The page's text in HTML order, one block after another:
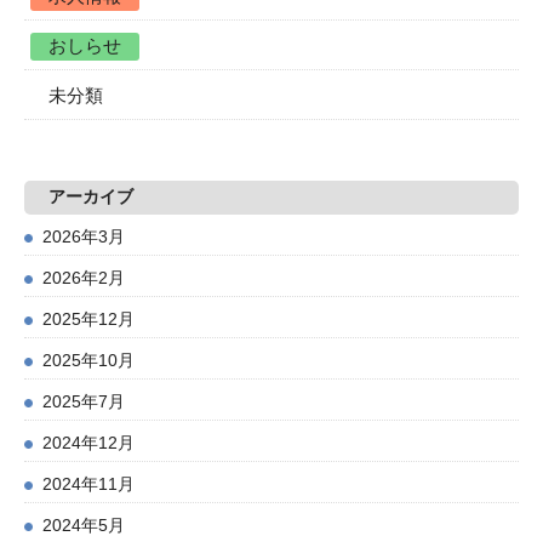
おしらせ
未分類
アーカイブ
2026年3月
2026年2月
2025年12月
2025年10月
2025年7月
2024年12月
2024年11月
2024年5月